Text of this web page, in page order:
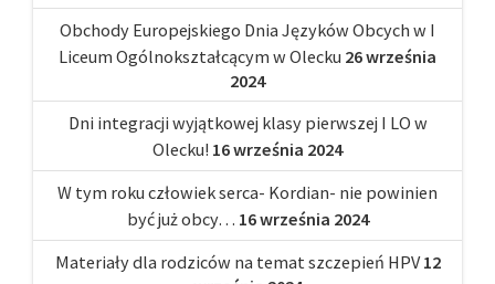
Obchody Europejskiego Dnia Języków Obcych w I
Liceum Ogólnokształcącym w Olecku 26 września
2024
Dni integracji wyjątkowej klasy pierwszej I LO w
Olecku! 16 września 2024
W tym roku człowiek serca- Kordian- nie powinien
być już obcy… 16 września 2024
Materiały dla rodziców na temat szczepień HPV 12